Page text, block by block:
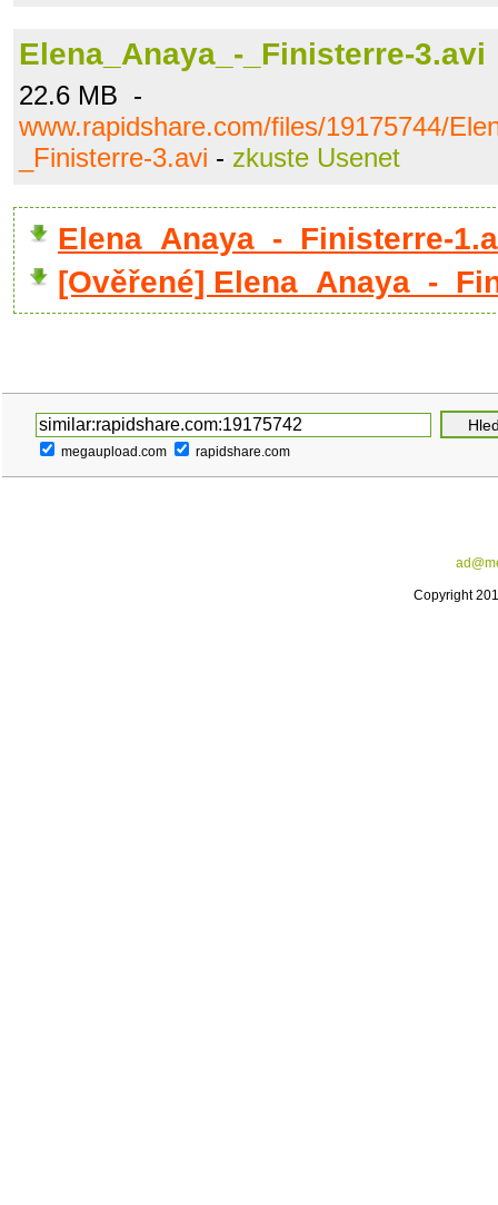
Elena_Anaya_-_Finisterre-3.avi
22.6 MB -
www.rapidshare.com/files/19175744/
_Finisterre-3.avi - zkuste Usenet
Elena_Anaya_-_Finisterre-
[Ověřené] Elena_Anaya_-
megaupload.com rapidshare.com
Copyright